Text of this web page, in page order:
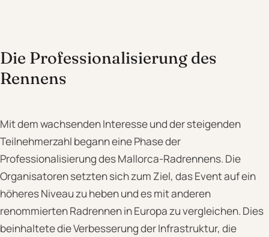
Die Professionalisierung des
Rennens
Mit dem wachsenden Interesse und der steigenden
Teilnehmerzahl begann eine Phase der
Professionalisierung des Mallorca-Radrennens. Die
Organisatoren setzten sich zum Ziel, das Event auf ein
höheres Niveau zu heben und es mit anderen
renommierten Radrennen in Europa zu vergleichen. Dies
beinhaltete die Verbesserung der Infrastruktur, die